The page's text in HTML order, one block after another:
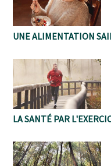
UNE ALIMENTATION
LA SANTÉ PAR